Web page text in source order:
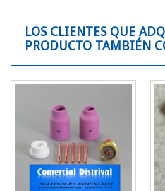
LOS CLIENTES QUE
PRODUCTO TAMBIÉN